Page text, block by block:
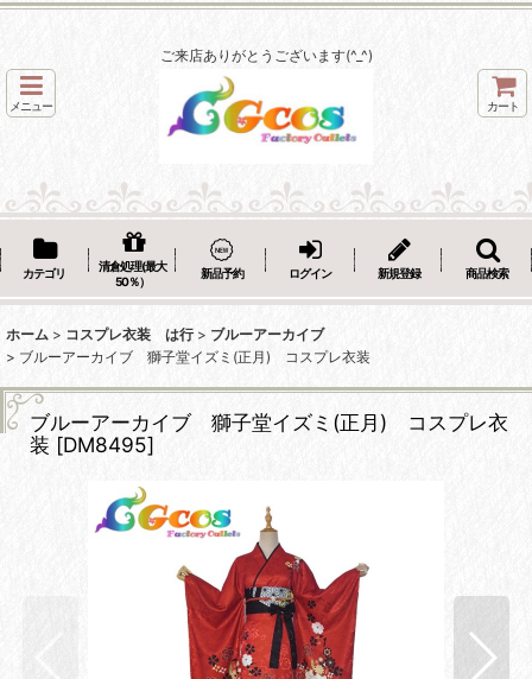
ご来店ありがとうございます(^_^)
メニュー カート
カテゴリ
清倉処理(最大
50％）
新品予約 ログイン 新規登録 商品検索
ホーム > コスプレ衣装 は行 > ブルーアーカイブ
> ブルーアーカイブ 獅子堂イズミ(正月) コスプレ衣装
ブルーアーカイブ 獅子堂イズミ(正月) コスプレ衣
装 [DM8495]